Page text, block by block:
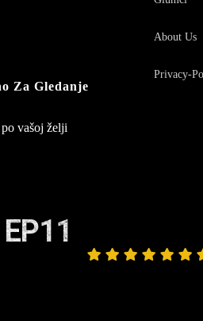
Za Gledanje
About Us
Privacy-
vašoj želji